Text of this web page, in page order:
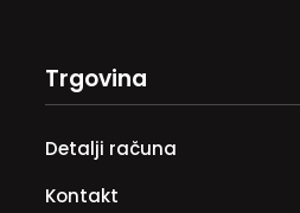
Trgovina
Detalji računa
Kontakt